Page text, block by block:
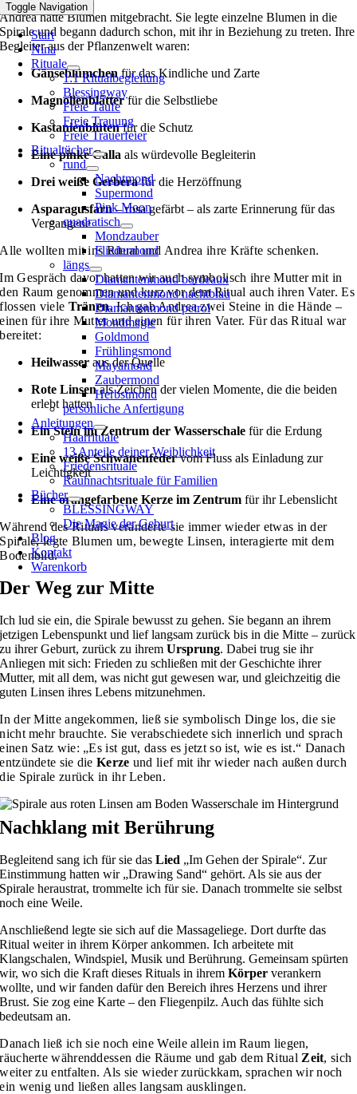
Toggle Navigation
Start
Nina
Rituale
1:1 Ritualbegleitung
Blessingway
Freie Taufe
Freie Trauung
Freie Trauerfeier
Ritualtücher
rund
Nachtmond
Supermond
Pink Moon
quadratisch
Mondzauber
Fliedermond
längs
Diamantenmond bordeaux
Diamantenmond nachtblau
Diamantenmond petrol
Mondmagie
Goldmond
Frühlingsmond
Mayamond
Zaubermond
Herbstmond
persönliche Anfertigung
Anleitungen
Haarrituale
13 Anteile deiner Weiblichkeit
Friedensrituale
Rauhnachtsrituale für Familien
Bücher
BLESSINGWAY
Die Magie der Geburt
Blog
Kontakt
Warenkorb
Andrea hatte Blumen mitgebracht. Sie legte einzelne Blumen in die
Spirale und begann dadurch schon, mit ihr in Beziehung zu treten. Ihre
Begleiter aus der Pflanzenwelt waren:
Gänseblümchenfür das Kindliche und Zarte
Magnolienblätterfür die Selbstliebe
Kastanienblütenfür die Schutz
Eine pinke Callaals würdevolle Begleiterin
Drei weiße Gerberafür die Herzöffnung
Asparagusfarn– rosa gefärbt – als zarte Erinnerung für das
Vergangene
Alle wollten mit ins Ritual und Andrea ihre Kräfte schenken.
Im Gespräch davor hatten wir auch symbolisch ihre Mutter mit in
den Raum genommen und kurz vor dem Ritual auch ihren Vater. Es
flossen viele Tränen. Ich gab Andrea zwei Steine in die Hände –
einen für ihre Mutter und einen für ihren Vater. Für das Ritual war
bereitet:
Heilwasser aus der Quelle
Rote Linsenals Zeichen der vielen Momente, die die beiden
erlebt hatten
Ein Stein im Zentrum der Wasserschale für die Erdung
Eine weiße Schwanenfedervom Fluss als Einladung zur
Leichtigkeit
Eine orangefarbene Kerze im Zentrumfür ihr Lebenslicht
Während des Rituals veränderte sie immer wieder etwas in der
Spirale, legte Blumen um, bewegte Linsen, interagierte mit dem
Bodenbild.
Der Weg zur Mitte
Ich lud sie ein, die Spirale bewusst zu gehen. Sie begann an ihrem
jetzigen Lebenspunkt und lief langsam zurück bis in die Mitte – zurück
zu ihrer Geburt, zurück zu ihremUrsprung. Dabei trug sie ihr
Anliegen mit sich: Frieden zu schließen mit der Geschichte ihrer
Mutter, mit all dem, was nicht gut gewesen war, und gleichzeitig die
guten Linsen ihres Lebens mitzunehmen.
In der Mitte angekommen, ließ sie symbolisch Dinge los, die sie
nicht mehr brauchte. Sie verabschiedete sich innerlich und sprach
einen Satz wie: „Es ist gut, dass es jetzt so ist, wie es ist.“ Danach
entzündete sie dieKerze und lief mit ihr wieder nach außen durch
die Spirale zurück in ihr Leben.
Nachklang mit Berührung
Begleitend sang ich für sie dasLied „Im Gehen der Spirale“. Zur
Einstimmung hatten wir „Drawing Sand“ gehört. Als sie aus der
Spirale heraustrat, trommelte ich für sie. Danach trommelte sie selbst
noch eine Weile.
Anschließend legte sie sich auf die Massageliege. Dort durfte das
Ritual weiter in ihrem Körper ankommen. Ich arbeitete mit
Klangschalen, Windspiel, Musik und Berührung. Gemeinsam spürten
wir, wo sich die Kraft dieses Rituals in ihremKörper verankern
wollte, und wir fanden dafür den Bereich ihres Herzens und ihrer
Brust. Sie zog eine Karte – den Fliegenpilz. Auch das fühlte sich
bedeutsam an.
Danach ließ ich sie noch eine Weile allein im Raum liegen,
räucherte währenddessen die Räume und gab dem Ritual Zeit, sich
weiter zu entfalten. Als sie wieder zurückkam, sprachen wir noch
ein wenig und ließen alles langsam ausklingen.